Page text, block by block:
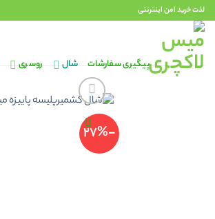
Skip
to
content
لذت خرید امن اینترنتی
پیگیری سفارشات شال روسری
-27%